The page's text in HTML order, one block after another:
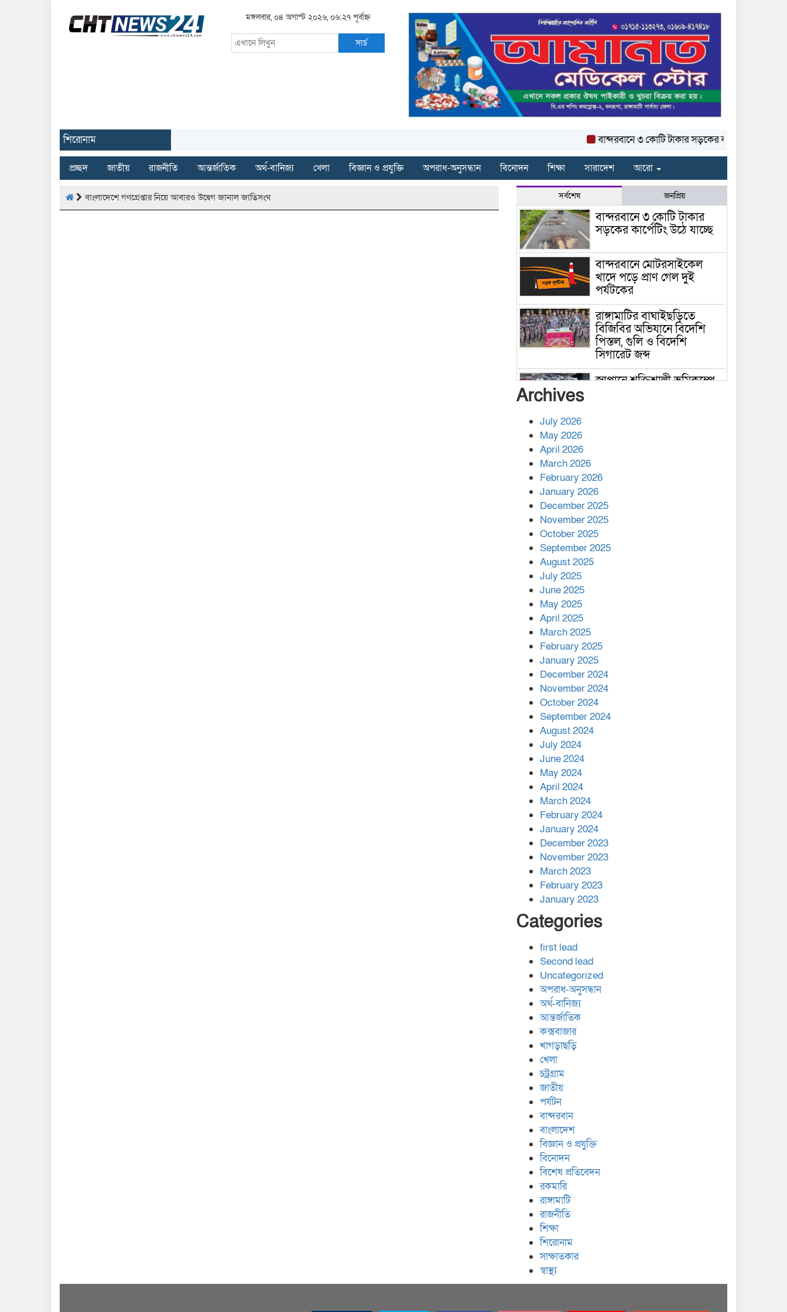
মঙ্গলবার, ০৪ অগাস্ট ২০২৬, ০৬:২৭ পূর্বাহ্ন
সার্চ
শিরোনাম বান্দরবানে ৩ কোটি টাকার সড়কের কার্পেটিং উঠে যাচ্ছে
প্রচ্ছদ জাতীয় রাজনীতি আন্তর্জাতিক অর্থ-বানিজ্য খেলা বিজ্ঞান ও প্রযুক্তি অপরাধ-অনুসন্ধান বিনোদন শিক্ষা সারাদেশ আরো
বাংলাদেশে গণগ্রেপ্তার নিয়ে আবারও উদ্বেগ জানাল জাতিসংঘ সর্বশেষ জনপ্রিয়
বান্দরবানে ৩ কোটি টাকার
সড়কের কার্পেটিং উঠে যাচ্ছে
বান্দরবানে মোটরসাইকেল
খাদে পড়ে প্রাণ গেল দুই
পর্যটকের
রাঙ্গামাটির বাঘাইছড়িতে
বিজিবির অভিযানে বিদেশি
পিস্তল, গুলি ও বিদেশি
সিগারেট জব্দ
জাপানে শক্তিশালী ভূমিকম্পে
কাপ্তাই প্রেস ক্লাবের সভাপতি
মাহফুজ, সম্পাদক রিপন মারমা
নির্বাচিত
মালয়েশিয়ার প্রধানমন্ত্রীকে চিঠি
দেয়ার পর ফোন তারেক
রহমানের,গ্যাস সঙ্কট
মোকাবিলায় সহায়তার আশ্বাস
এক বিলিয়ন ডলার বিনিয়োগ
হবে আনোয়ারায়
বান্দরবানে বন্যায় ক্ষতিগ্রস্তদের
মাঝে সহায়তা দিলেন সাচিং প্রু
জেরী
Archives
July 2026
May 2026
April 2026
March 2026
February 2026
January 2026
December 2025
November 2025
October 2025
September 2025
August 2025
July 2025
June 2025
May 2025
April 2025
March 2025
February 2025
January 2025
December 2024
November 2024
October 2024
September 2024
August 2024
July 2024
June 2024
May 2024
April 2024
March 2024
February 2024
January 2024
December 2023
November 2023
March 2023
February 2023
January 2023
Categories
first lead
Second lead
Uncategorized
অপরাধ-অনুসন্ধান
অর্থ-বানিজ্য
আন্তর্জাতিক
কক্সবাজার
খাগড়াছড়ি
খেলা
চট্রগ্রাম
জাতীয়
পর্যটন
বান্দরবান
বাংলাদেশ
বিজ্ঞান ও প্রযুক্তি
বিনোদন
বিশেষ প্রতিবেদন
রকমারি
রাঙ্গামাটি
রাজনীতি
শিক্ষা
শিরোনাম
সাক্ষাতকার
স্বাস্থ্য